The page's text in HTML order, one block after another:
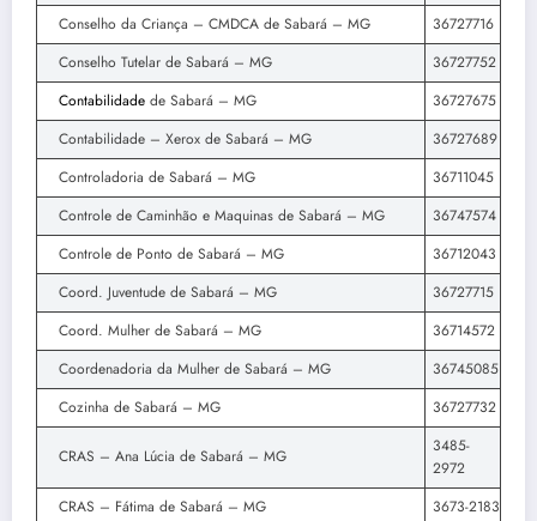
Conselho da Criança – CMDCA de Sabará – MG
36727716
Conselho Tutelar de Sabará – MG
36727752
Contabilidade de Sabará – MG
36727675
Contabilidade – Xerox de Sabará – MG
36727689
Controladoria de Sabará – MG
36711045
Controle de Caminhão e Maquinas de Sabará – MG
36747574
Controle de Ponto de Sabará – MG
36712043
Coord. Juventude de Sabará – MG
36727715
Coord. Mulher de Sabará – MG
36714572
Coordenadoria da Mulher de Sabará – MG
36745085
Cozinha de Sabará – MG
36727732
CRAS – Ana Lúcia de Sabará – MG
3485-
2972
CRAS – Fátima de Sabará – MG
3673-2183